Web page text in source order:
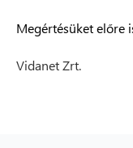
Megértésüket előre
Vidanet Zrt.